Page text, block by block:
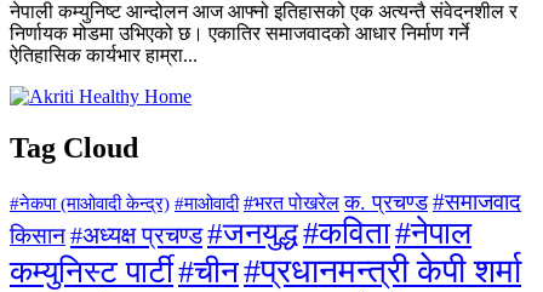
नेपाली कम्युनिष्ट आन्दोलन आज आफ्नो इतिहासको एक अत्यन्तै संवेदनशील र
निर्णायक मोडमा उभिएको छ। एकातिर समाजवादको आधार निर्माण गर्ने
ऐतिहासिक कार्यभार हाम्रा...
Tag Cloud
#नेकपा (माओवादी केन्द्र) #माओवादी #भरत पोखरेल क. प्रचण्ड #समाजवाद
किसान#अध्यक्ष प्रचण्ड#जनयुद्ध#कविता#नेपाल
कम्युनिस्ट पार्टी#चीन#प्रधानमन्त्री केपी शर्मा